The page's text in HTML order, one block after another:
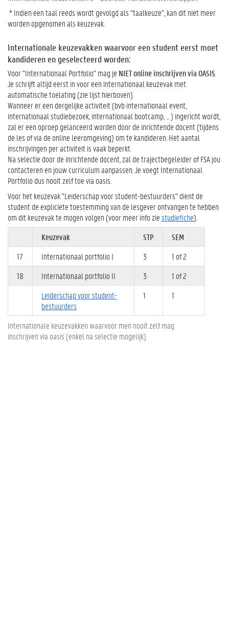
* Indien een taal reeds wordt gevolgd als “taalkeuze”, kan dit niet meer
worden opgenomen als keuzevak.
Internationale keuzevakken waarvoor een student eerst moet
kandideren en geselecteerd worden:
Voor "Internationaal Portfolio" mag je NIET online inschrijven via OASIS
Je schrijft altijd eerst in voor een internationaal keuzevak met
automatische toelating (zie lijst hierboven).
Wanneer er een dergelijke activiteit (bvb internationaal event,
internationaal studiebezoek, internationaal bootcamp, ... ) ingericht wordt,
zal er een oproep gelanceerd worden door de inrichtende docent (tijdens
de les of via de online leeromgeving) om te kandideren. Het aantal
inschrijvingen per activiteit is vaak beperkt.
Na selectie door de inrichtende docent, zal de trajectbegeleider of FSA jou
contacteren en jouw curriculum aanpassen. Je voegt Internationaal
Portfolio dus nooit zelf toe via oasis.
Voor het keuzevak "Leiderschap voor student-bestuurders" dient de
student de expliciete toestemming van de lesgever ontvangen te hebben
om dit keuzevak te mogen volgen (voor meer info ziestudiefiche).
Internationale keuzevakken waarvoor men nooit zelf mag
inschrijven via oasis (enkel na selectie mogelijk).
Keuzevak STP
SEM
17
Internationaal portfolio I 3
1 of 2
18
Internationaal portfolio II 3
1 of 2
Leiderschap voor student-
bestuurders
1 1